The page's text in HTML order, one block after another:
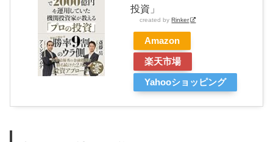
投資」
created byRinker
Amazon
楽天市場
Yahooショッピング